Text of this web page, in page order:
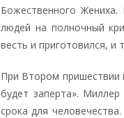
Божественного
людей на полночный
весть и приготовился, и
При Втором пришествии
будет заперта».
срока для